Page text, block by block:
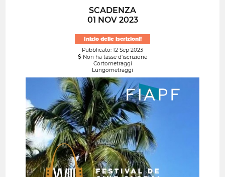
SCADENZA
01 NOV 2023
Inizio delle iscrizioni!
Pubblicato: 12 Sep 2023
Non ha tasse d'iscrizione
Cortometraggi
Lungometraggi